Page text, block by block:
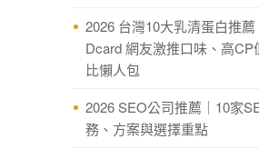
2026 台灣10大乳清蛋白推薦
Dcard 網友激推口味、高CP
比懶人包
2026 SEO公司推薦｜10家
務、方案與選擇重點